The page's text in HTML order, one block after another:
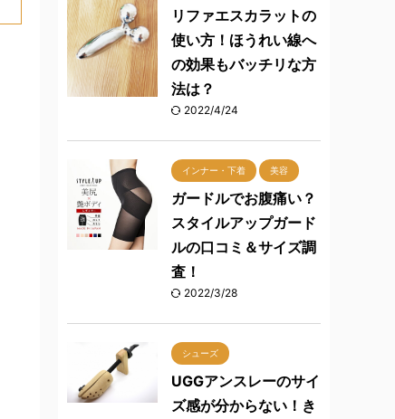
リファエスカラットの
使い方！ほうれい線へ
の効果もバッチリな方
法は？
2022/4/24
インナー・下着 美容
ガードルでお腹痛い？
スタイルアップガード
ルの口コミ＆サイズ調
査！
2022/3/28
シューズ
UGGアンスレーのサイ
ズ感が分からない！き